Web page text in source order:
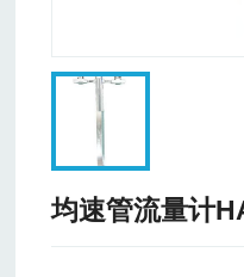
均速管流量计